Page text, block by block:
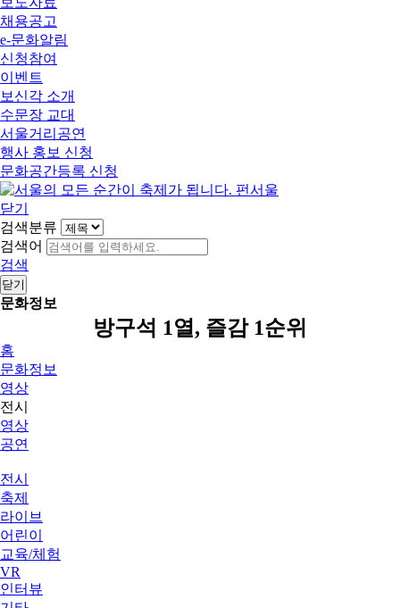
채용공고
e-문화알림
신청참여
이벤트
보신각 소개
수문장 교대
서울거리공연
행사 홍보 신청
문화공간등록 신청
닫기
검색분류
검색어
검색
닫기
문화정보
방구석 1열, 즐감 1순위
홈
문화정보
영상
전시
영상
공연
전시
축제
라이브
어린이
교육/체험
VR
인터뷰